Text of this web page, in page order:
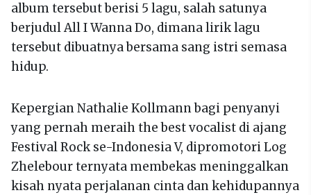
album tersebut berisi 5 lagu, salah satunya
berjudul All I Wanna Do, dimana lirik lagu
tersebut dibuatnya bersama sang istri semasa
hidup.
Kepergian Nathalie Kollmann bagi penyanyi
yang pernah meraih the best vocalist di ajang
Festival Rock se-Indonesia V, dipromotori Log
Zhelebour ternyata membekas meninggalkan
kisah nyata perjalanan cinta dan kehidupannya